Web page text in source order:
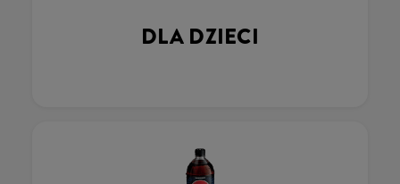
DLA DZIECI